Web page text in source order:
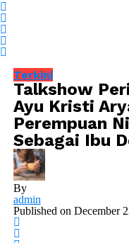
Terkini
Talkshow
Ayu Kristi
Perempuan
Sebagai Ibu
By
admin
Published on December